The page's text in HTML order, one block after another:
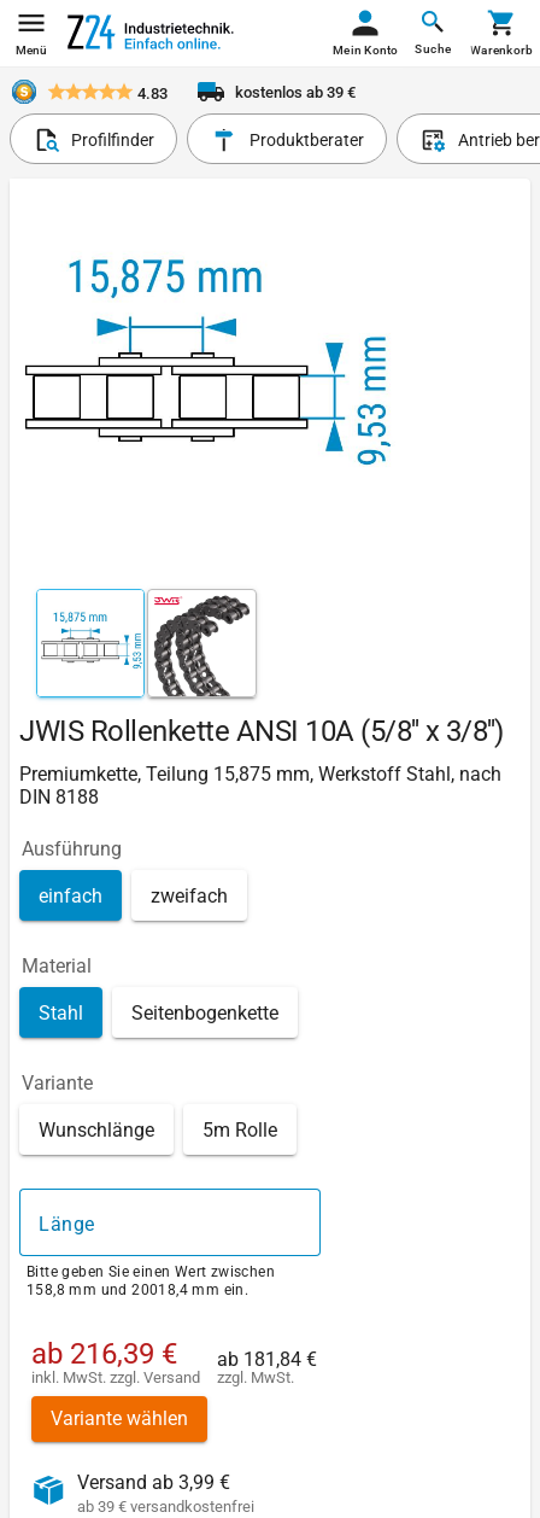
Menü Suche
Mein Konto Warenkorb
4.83 kostenlos ab 39 €
Profilfinder Produktberater Antrieb
JWIS Rollenkette ANSI 10A (5/8'' x 3/8'')
Premiumkette, Teilung 15,875 mm, Werkstoff Stahl, nach
DIN 8188
Ausführung
einfach zweifach
Material
Stahl Seitenbogenkette
Variante
Wunschlänge 5m Rolle
Länge
Bitte geben Sie einen Wert zwischen
158,8 mm und 20018,4 mm ein.
ab 216,39 €
inkl. MwSt. zzgl. Versand
ab 181,84 €
zzgl. MwSt.
Variante wählen
Versand ab 3,99 €
ab 39 € versandkostenfrei